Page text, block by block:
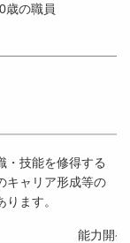
歳の職員
技能を修得する
キャリア形成等の
ます。
能力開